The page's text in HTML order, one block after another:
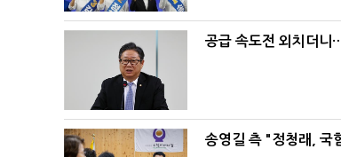
공급 속도전 외치더니
송영길 측 "정청래, 국